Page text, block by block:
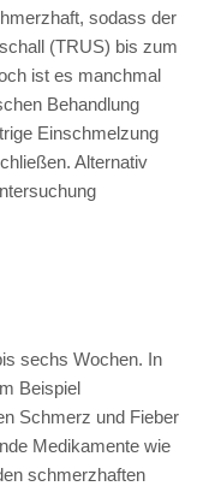
sodass der
(TRUS) bis zum
ist es manchmal
Behandlung
Einschmelzung
Alternativ
sechs Wochen. In
Beispiel
Schmerz und Fieber
Medikamente wie
schmerzhaften